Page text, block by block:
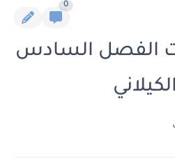
0
الفصل السادس